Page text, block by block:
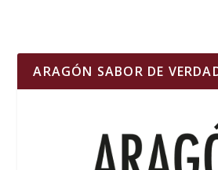
ARAGÓN SABOR DE